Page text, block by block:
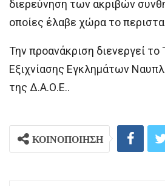
διερεύνηση των ακριβών
οποίες έλαβε χώρα το
Την προανάκριση διενεργεί
Εξιχνίασης Εγκλημάτων
της Δ.Α.Ο.Ε..
ΚΟΙΝΟΠΟΙΗΣΗ